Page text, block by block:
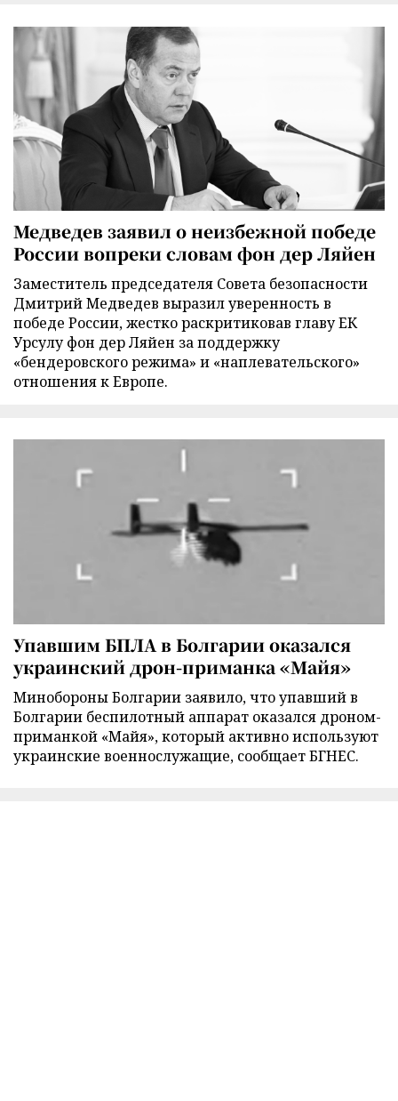
Медведев заявил о неизбежной победе
России вопреки словам фон дер Ляйен
Заместитель председателя Совета безопасности
Дмитрий Медведев выразил уверенность в
победе России, жестко раскритиковав главу ЕК
Урсулу фон дер Ляйен за поддержку
«бендеровского режима» и «наплевательского»
отношения к Европе.
Упавшим БПЛА в Болгарии оказался
украинский дрон-приманка «Майя»
Минобороны Болгарии заявило, что упавший в
Болгарии беспилотный аппарат оказался дроном-
приманкой «Майя», который активно используют
украинские военнослужащие, сообщает БГНЕС.